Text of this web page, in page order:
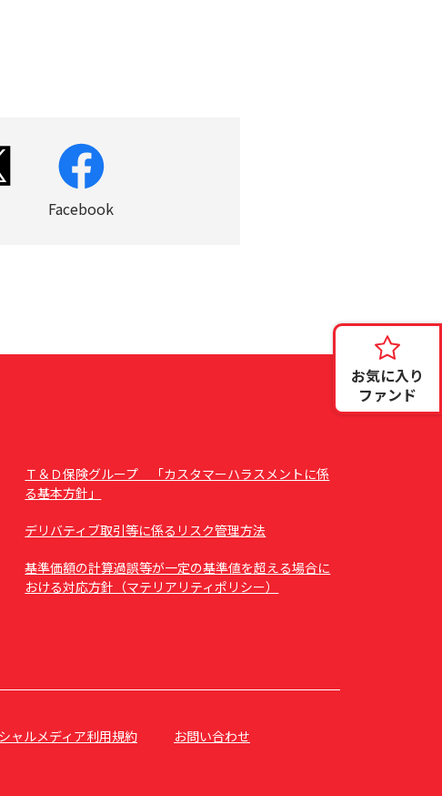
Facebook
Ｔ＆Ｄ保険グループ 「カスタマーハラスメントに係
る基本方針」
デリバティブ取引等に係るリスク管理方法
基準価額の計算過誤等が一定の基準値を超える場合に
おける対応方針（マテリアリティポリシー）
ャルメディア利用規約 お問い合わせ
お気に入り
ファンド